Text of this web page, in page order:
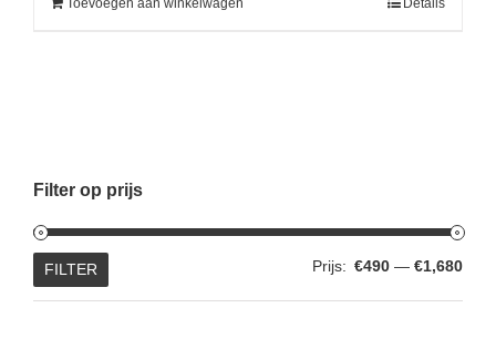
Toevoegen aan winkelwagen Details
Filter op prijs
Min.
Max.
FILTER Prijs: €490 — €1,680